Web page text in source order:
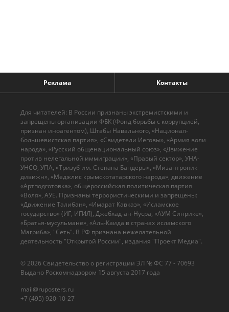
Реклама Контакты
© 2026 Cвидетельство о регистрации ЭЛ № ФС 77 - 70693
Выдано Роскомнадзором 15 августа 2017 года
mail@ruposters.ru
+7 (495) 920-10-27
Для читателей: В России признаны экстремистскими и
запрещены организации ФБК (Фонд борьбы с коррупцией,
признан иноагентом), Штабы Навального, «Национал-
большевистская партия», «Свидетели Иеговы», «Армия воли
народа», «Русский общенациональный союз», «Движение
против нелегальной иммиграции», «Правый сектор», УНА-
УНСО, УПА, «Тризуб им. Степана Бандеры», «Мизантропик
дивижн», «Меджлис крымскотатарского народа», движение
«Артподготовка», общероссийская политическая партия
«Воля», АУЕ. Признаны террористическими и запрещены:
«Движение Талибан», «Имарат Кавказ», «Исламское
государство» (ИГ, ИГИЛ), Джебхад-ан-Нусра, «АУМ Синрике»,
«Братья-мусульмане», «Аль-Каида в странах исламского
Магриба», "Сеть". В РФ признана нежелательной
деятельность "Открытой России", издания "Проект Медиа".